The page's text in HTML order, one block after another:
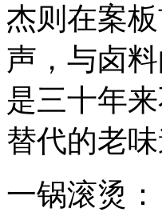
杰则在案
声，与卤
是三十年
替代的老味
一锅滚烫：